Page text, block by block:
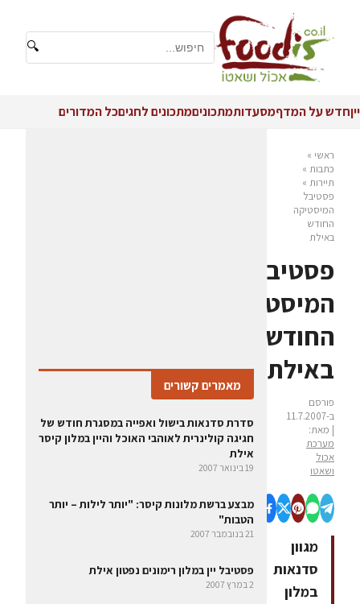
🔍
ייןחדש על המדףמסעדותמתכוניםמתכונים לחגיםכל המדורים
ראשי »
כתבות »
תיירות »
פסטיבל
המיסטיקה
החודש
באילת
פסטיבל
המיסטיקה
החודש
באילת
פורסם
ב-11.7.2007
| מאת:
מערכת
אכול
ושאטו
מגוון
סדנאות
במלון
מאמרים קשורים
סדרת סדנאות בישול ואפייה במסגרת חודש של
חגיגה קולינרית לאוהבי האוכל והיין במלון קיסר
אילת
19 בינואר 2007
מבצע ברשת מלונות קיסר: "יותר לילות – יותר
הטבות"
21 בנובמבר 2007
פסטיבל יין במלון רימונים נפטון אילת
2 במרץ 2007